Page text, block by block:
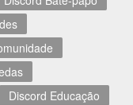
Discord Educação